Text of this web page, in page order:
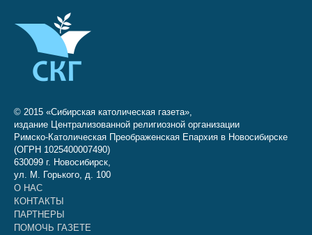
© 2015 «Сибирская католическая газета»,
издание Централизованной религиозной организации
Римско-Католическая Преображенская Епархия в Новосибирске
(ОГРН 1025400007490)
630099 г. Новосибирск,
ул. М. Горького, д. 100
О НАС
КОНТАКТЫ
ПАРТНЕРЫ
ПОМОЧЬ ГАЗЕТЕ